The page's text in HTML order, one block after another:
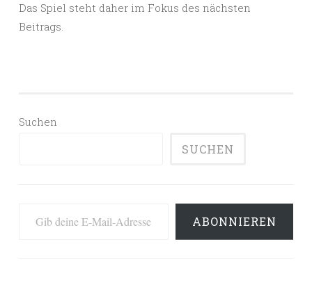
Das Spiel steht daher im Fokus des nächsten
Beitrags.
Suchen
SUCHEN
ABONNIEREN